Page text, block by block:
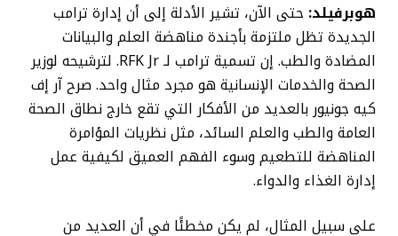
هوبرفيلد: حتى الآن، تشير الأدلة إلى أن إدارة ترامب
الجديدة تظل ملتزمة بأجندة مناهضة العلم والبيانات
المضادة والطب. إن تسمية ترامب لـ RFK Jr. لترشيحه لوزير
الصحة والخدمات الإنسانية هو مجرد مثال واحد. صرح آر إف
كيه جونيور بالعديد من الأفكار التي تقع خارج نطاق الصحة
العامة والطب والعلم السائد، مثل نظريات المؤامرة
المناهضة للتطعيم وسوء الفهم العميق لكيفية عمل
إدارة الغذاء والدواء.
على سبيل المثال، لم يكن مخطئًا في أن العديد من